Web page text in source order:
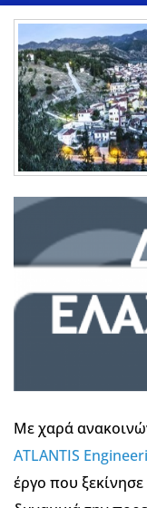
Με χαρά
ATLANTIS
έργο που